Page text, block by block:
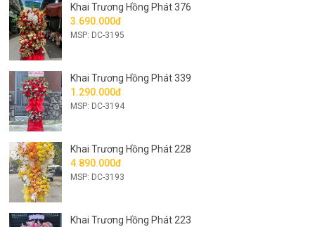
Khai Trương Hồng Phát 376
3.690.000đ
MSP: DC-3195
Khai Trương Hồng Phát 339
1.290.000đ
MSP: DC-3194
Khai Trương Hồng Phát 228
4.890.000đ
MSP: DC-3193
Khai Trương Hồng Phát 223